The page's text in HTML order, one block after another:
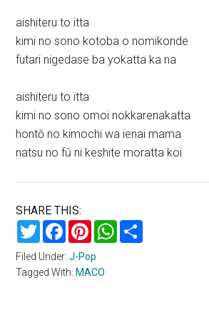
aishiteru to itta
kimi no sono kotoba o nomikonde
futari nigedase ba yokatta ka na
aishiteru to itta
kimi no sono omoi nokkarenakatta
hontō no kimochi wa ienai mama
natsu no fū ni keshite moratta koi
SHARE THIS:
TwitterFacebookPinterestWhatsApp
Filed Under:J-Pop
Tagged With: MACO